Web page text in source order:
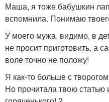
Маша, я тоже бабушкин
вспомнила. Понимаю
У моего мужа, видимо, в
не просит приготовить, а
воле точно не положу!
Я как-то больше с
Но прочитала твою статью